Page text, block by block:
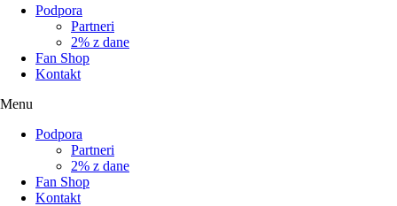
Podpora
Partneri
2% z dane
Fan Shop
Kontakt
Menu
Podpora
Partneri
2% z dane
Fan Shop
Kontakt